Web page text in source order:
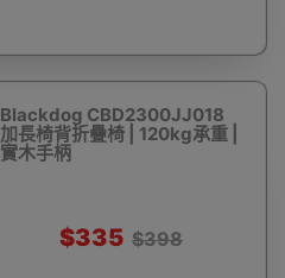
Blackdog CBD2300JJ018
加長椅背折疊椅 | 120kg承重 |
實木手柄
$335 $398